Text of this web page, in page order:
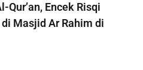
Qur’an, Encek Risqi
Masjid Ar Rahim di